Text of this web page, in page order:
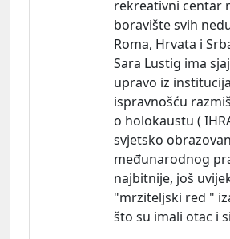
rekreativni centar
boravište svih
Roma, Hrvata i
Sara Lustig ima
upravo iz
ispravnošću
o holokaustu (
svjetsko
međunarodnog
najbitnije, još
"mrziteljski red "
što su imali otac i